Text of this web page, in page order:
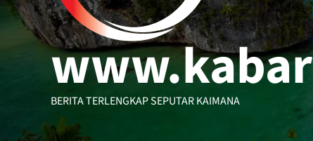
BERITA TERLENGKAP SEPUTAR KAIMANA